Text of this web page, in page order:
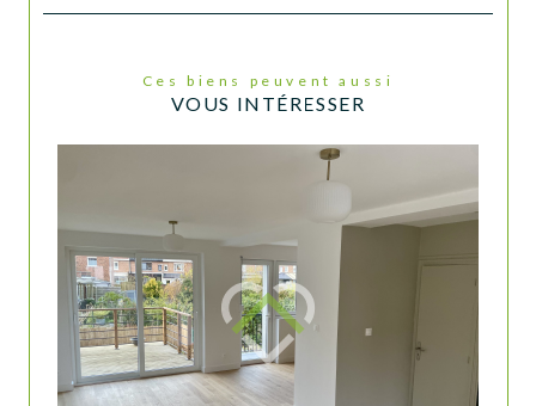
Ces biens peuvent aussi
VOUS INTÉRESSER